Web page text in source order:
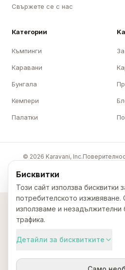
Свържете се с нас
Категории
Къмпинги
Каравани
Бунгала
Кемпери
Палатки
© 2026 Karavani, Inc.
Бисквитки
Този сайт използва бисквитки
потребителското
използваме и незадължителни
трафика.
Детайли за бисквитките